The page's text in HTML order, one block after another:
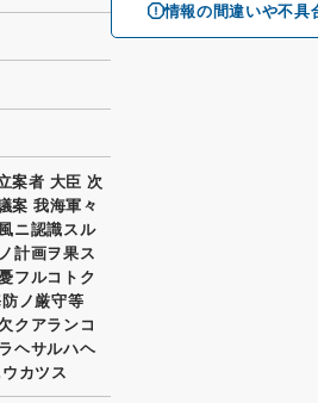
情報の間違いや不具
案者 大臣 次
案 我海軍々
ニ認識スル
計画ヲ果ス
フルコトク
ノ厳守等
クアランコ
ヘサルハヘ
カツス